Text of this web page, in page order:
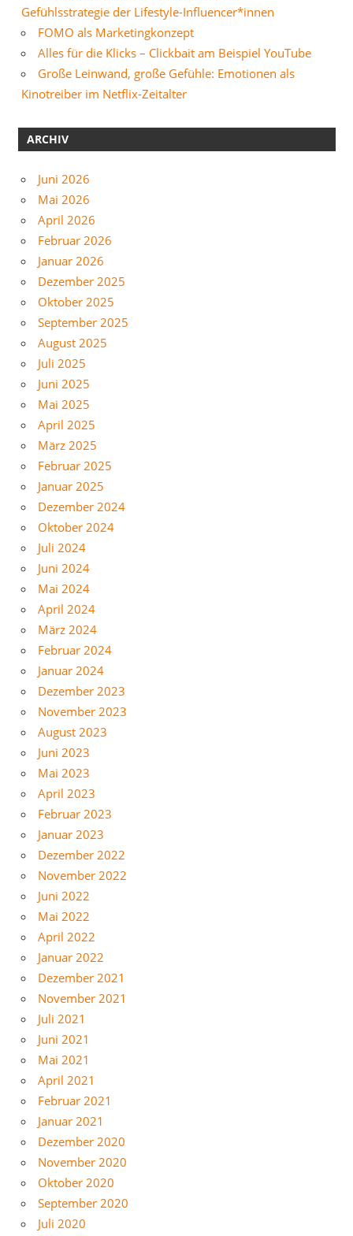
Gefühlsstrategie der Lifestyle-Influencer*innen
FOMO als Marketingkonzept
Alles für die Klicks – Clickbait am Beispiel YouTube
Große Leinwand, große Gefühle: Emotionen als
Kinotreiber im Netflix-Zeitalter
ARCHIV
Juni 2026
Mai 2026
April 2026
Februar 2026
Januar 2026
Dezember 2025
Oktober 2025
September 2025
August 2025
Juli 2025
Juni 2025
Mai 2025
April 2025
März 2025
Februar 2025
Januar 2025
Dezember 2024
Oktober 2024
Juli 2024
Juni 2024
Mai 2024
April 2024
März 2024
Februar 2024
Januar 2024
Dezember 2023
November 2023
August 2023
Juni 2023
Mai 2023
April 2023
Februar 2023
Januar 2023
Dezember 2022
November 2022
Juni 2022
Mai 2022
April 2022
Januar 2022
Dezember 2021
November 2021
Juli 2021
Juni 2021
Mai 2021
April 2021
Februar 2021
Januar 2021
Dezember 2020
November 2020
Oktober 2020
September 2020
Juli 2020